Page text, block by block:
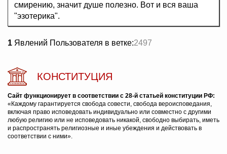
смирению, значит душе полезно. Вот и вся ваша
"эзотерика".
1 Явлений Пользователя в ветке:2497
КОНСТИТУЦИЯ
Сайт функционирует в соответствии с 28-й статьей конституции РФ:
«Каждому гарантируется свобода совести, свобода вероисповедания,
включая право исповедовать индивидуально или совместно с другими
любую религию или не исповедовать никакой, свободно выбирать, иметь
и распространять религиозные и иные убеждения и действовать в
соответствии с ними».